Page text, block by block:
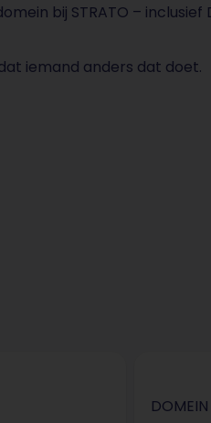
bij STRATO – inclusief
iemand anders dat doet.
DOMEIN